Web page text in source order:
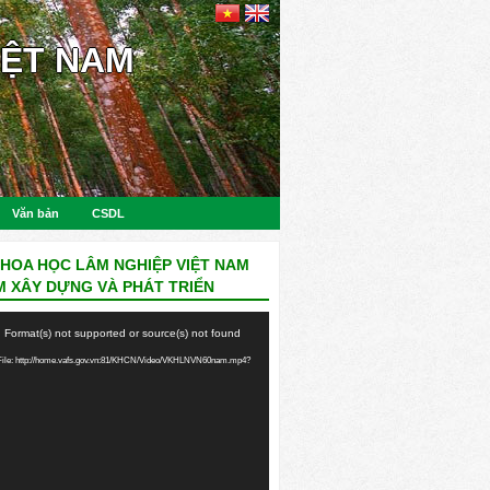
NAM
Văn bản CSDL
HỌC LÂM NGHIỆP VIỆT NAM
XÂY DỰNG VÀ PHÁT TRIỂN
Format(s) not supported or source(s) not found
http://home.vafs.gov.vn:81/KHCN/Video/VKHLNVN60nam.mp4?